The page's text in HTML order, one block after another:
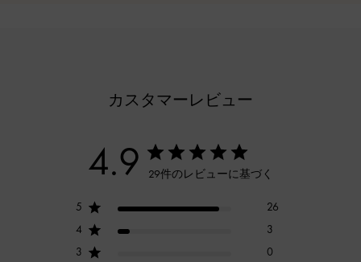
カスタマーレビュー
4.9 29件のレビューに基づく
5
26
4
3
3
0